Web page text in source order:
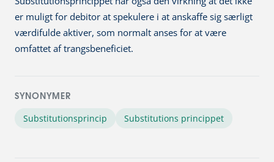
er muligt for debitor at spekulere i at anskaffe sig særligt
værdifulde aktiver, som normalt anses for at være
omfattet af trangsbeneficiet.
SYNONYMER
Substitutionsprincip Substitutions princippet